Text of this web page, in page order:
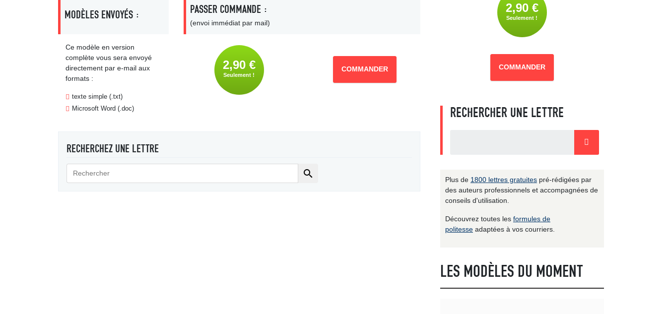
MODÈLES ENVOYÉS :
Ce modèle en version
complète vous sera envoyé
directement par e-mail aux
formats :
texte simple (.txt)
Microsoft Word (.doc)
PASSER COMMANDE :
(envoi immédiat par mail)
2,90 €
Seulement !
COMMANDER
RECHERCHEZ UNE LETTRE

2,90 €
Seulement !
COMMANDER
RECHERCHER UNE LETTRE
Plus de 1800 lettres gratuites pré-rédigées par
des auteurs professionnels et accompagnées de
conseils d'utilisation.
Découvrez toutes les formules de
politesse adaptées à vos courriers.
LES MODÈLES DU MOMENT